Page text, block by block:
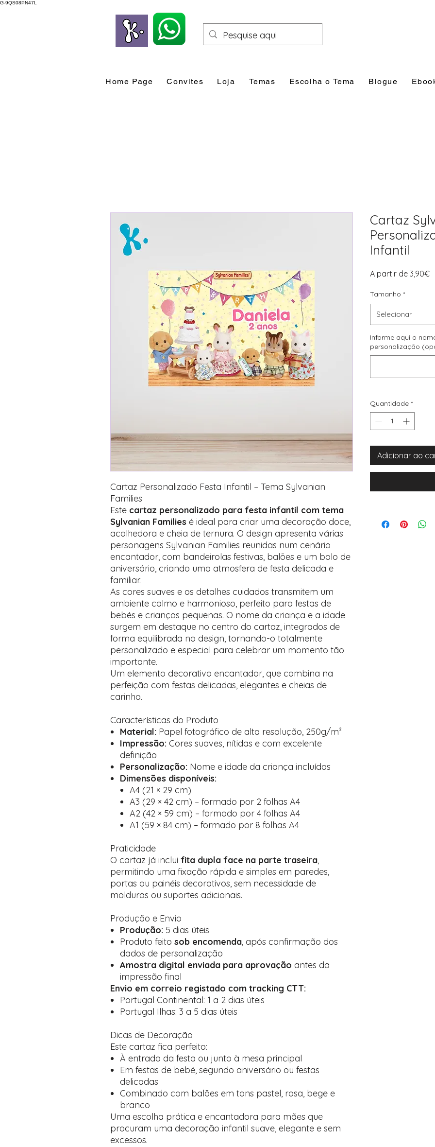
G-9QS08PN47L
Home Page Convites Loja Temas Escolha o Tema Blogue
Cartaz Personalizado Festa Infantil – Tema Sylvanian
Families
Este cartaz personalizado para festa infantil com tema
Sylvanian Families é ideal para criar uma decoração doce,
acolhedora e cheia de ternura. O design apresenta várias
personagens Sylvanian Families reunidas num cenário
encantador, com bandeirolas festivas, balões e um bolo de
aniversário, criando uma atmosfera de festa delicada e
familiar.
As cores suaves e os detalhes cuidados transmitem um
ambiente calmo e harmonioso, perfeito para festas de
bebés e crianças pequenas. O nome da criança e a idade
surgem em destaque no centro do cartaz, integrados de
forma equilibrada no design, tornando-o totalmente
personalizado e especial para celebrar um momento tão
importante.
Um elemento decorativo encantador, que combina na
perfeição com festas delicadas, elegantes e cheias de
carinho.
Características do Produto
Material: Papel fotográfico de alta resolução, 250g/m²
Impressão: Cores suaves, nítidas e com excelente
definição
Personalização: Nome e idade da criança incluídos
Dimensões disponíveis:
A4 (21 × 29 cm)
A3 (29 × 42 cm) – formado por 2 folhas A4
A2 (42 × 59 cm) – formado por 4 folhas A4
A1 (59 × 84 cm) – formado por 8 folhas A4
Praticidade
O cartaz já inclui fita dupla face na parte traseira,
permitindo uma fixação rápida e simples em paredes,
portas ou painéis decorativos, sem necessidade de
molduras ou suportes adicionais.
Produção e Envio
Produção: 5 dias úteis
Produto feito sob encomenda, após confirmação dos
dados de personalização
Amostra digital enviada para aprovação antes da
impressão final
Envio em correio registado com tracking CTT:
Portugal Continental: 1 a 2 dias úteis
Portugal Ilhas: 3 a 5 dias úteis
Dicas de Decoração
Este cartaz fica perfeito:
À entrada da festa ou junto à mesa principal
Em festas de bebé, segundo aniversário ou festas
delicadas
Combinado com balões em tons pastel, rosa, bege e
branco
Uma escolha prática e encantadora para mães que
procuram uma decoração infantil suave, elegante e sem
excessos.
Cartaz
Infantil
A partir de 3,90€
Tamanho *
Selecionar
Informe aqui o
personalização
Quantidade *
Adicionar ao